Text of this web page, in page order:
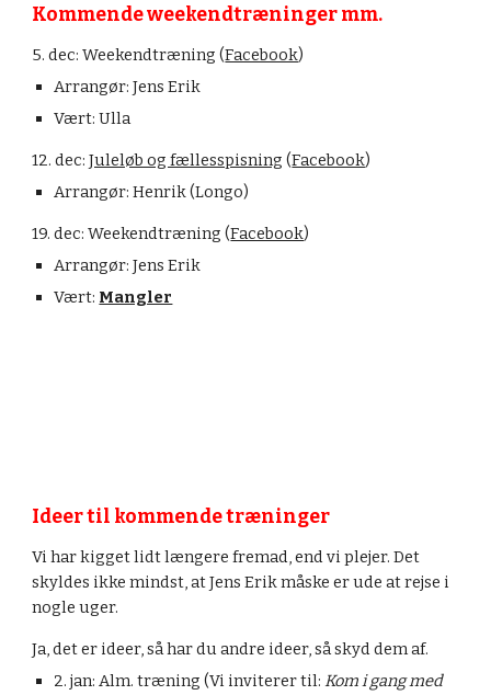
Kommende weekendtræninger mm.
5. dec: Weekendtræning (Facebook)
Arrangør: Jens Erik
Vært: Ulla
12. dec: Juleløb og fællesspisning (Facebook)
Arrangør: Henrik (Longo)
19. dec: Weekendtræning (Facebook)
Arrangør: Jens Erik
Vært: Mangler
Ideer til kommende træninger
Vi har kigget lidt længere fremad, end vi plejer. Det
skyldes ikke mindst, at Jens Erik måske er ude at rejse i
nogle uger.
Ja, det er ideer, så har du andre ideer, så skyd dem af.
2. jan: Alm. træning (Vi inviterer til: Kom i gang med